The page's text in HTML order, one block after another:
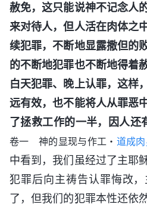
赦免，这只能说神不记念人
来对待人，但人活在肉体之
续犯罪，不断地显露撒但的
的不断地犯罪也不断地得着
白天犯罪、晚上认罪，这样
远有效，也不能将人从罪恶
了拯救工作的一半，因人
卷一 神的显现与作工・ 道成
中看到，我们虽经过了主耶
犯罪后向主祷告认罪悔改
了，但我们的犯罪本性还依